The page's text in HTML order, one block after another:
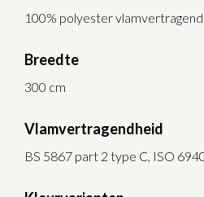
100% polyester vlamvertragend
Breedte
300 cm
Vlamvertragendheid
BS 5867 part 2 type C, ISO